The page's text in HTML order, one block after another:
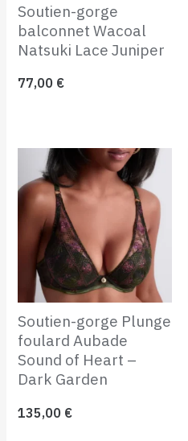
Soutien-gorge
balconnet Wacoal
Natsuki Lace Juniper
77,00 €
Soutien-gorge Plunge
foulard Aubade
Sound of Heart –
Dark Garden
135,00 €